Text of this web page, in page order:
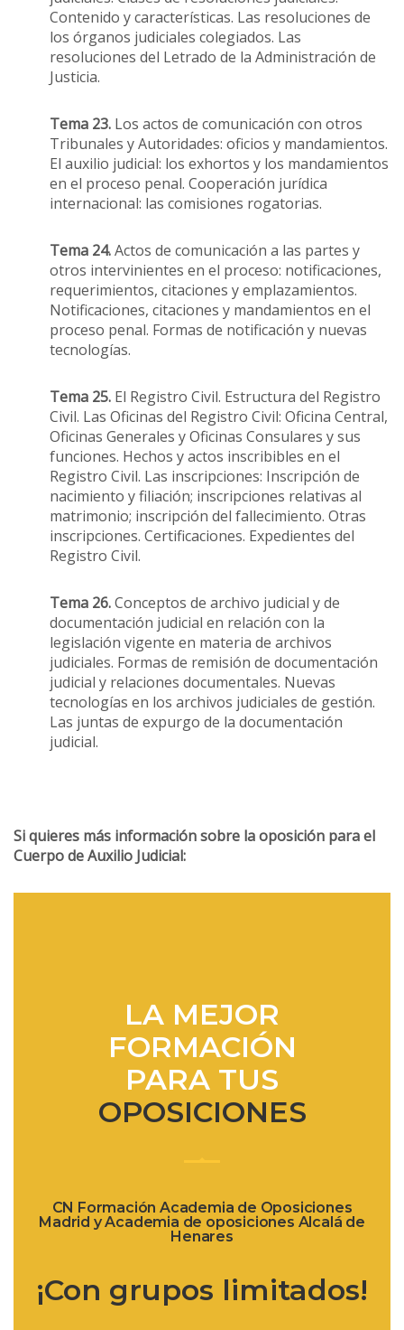
Contenido y características. Las resoluciones de
los órganos judiciales colegiados. Las
resoluciones del Letrado de la Administración de
Justicia.
Tema 23. Los actos de comunicación con otros
Tribunales y Autoridades: oficios y mandamientos.
El auxilio judicial: los exhortos y los mandamientos
en el proceso penal. Cooperación jurídica
internacional: las comisiones rogatorias.
Tema 24.Actos de comunicación a las partes y
otros intervinientes en el proceso: notificaciones,
requerimientos, citaciones y emplazamientos.
Notificaciones, citaciones y mandamientos en el
proceso penal. Formas de notificación y nuevas
tecnologías.
Tema 25. El Registro Civil. Estructura del Registro
Civil. Las Oficinas del Registro Civil: Oficina Central,
Oficinas Generales y Oficinas Consulares y sus
funciones. Hechos y actos inscribibles en el
Registro Civil. Las inscripciones: Inscripción de
nacimiento y filiación; inscripciones relativas al
matrimonio; inscripción del fallecimiento. Otras
inscripciones. Certificaciones. Expedientes del
Registro Civil.
Tema 26.Conceptos de archivo judicial y de
documentación judicial en relación con la
legislación vigente en materia de archivos
judiciales. Formas de remisión de documentación
judicial y relaciones documentales. Nuevas
tecnologías en los archivos judiciales de gestión.
Las juntas de expurgo de la documentación
judicial.
Si quieres más información sobre la oposición para el
Cuerpo de Auxilio Judicial:
LA MEJOR
FORMACIÓN
PARA TUS
OPOSICIONES
CN Formación Academia de Oposiciones
Madrid y Academia de oposiciones Alcalá de
Henares
¡Con grupos limitados!